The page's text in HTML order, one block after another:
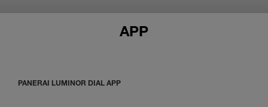
APP
PANERAI LUMINOR DIAL APP